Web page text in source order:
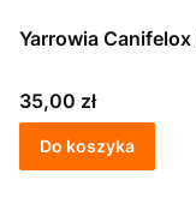
Cena
35,00 zł
Do koszyka